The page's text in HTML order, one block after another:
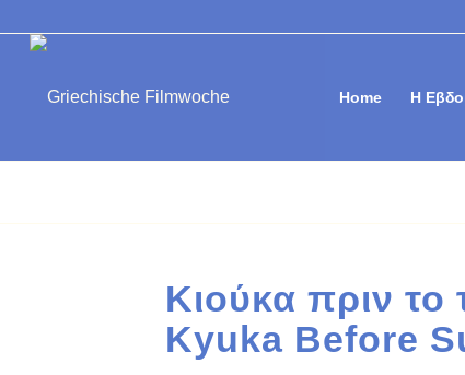
Home Η
Κιούκα πριν το
Kyuka Before